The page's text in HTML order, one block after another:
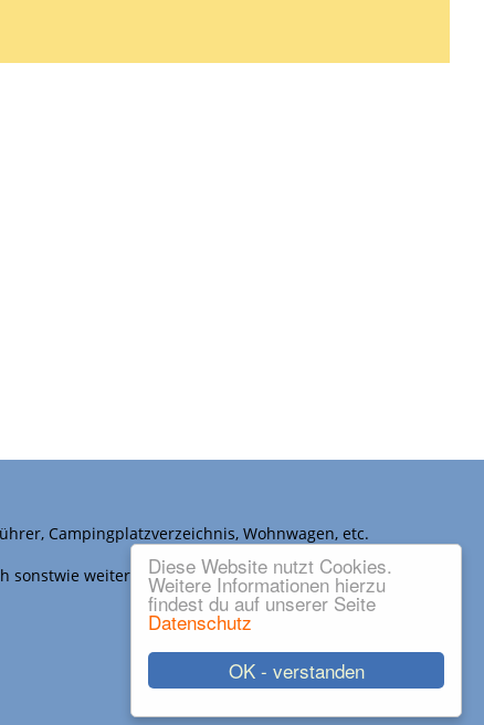
OK - verstanden
Diese Website nutzt Cookies.
Weitere Informationen hierzu
findest du auf unserer Seite
Datenschutz
Campingplatzverzeichnis, Wohnwagen, etc.
sonstwie weiter verwendet werden.